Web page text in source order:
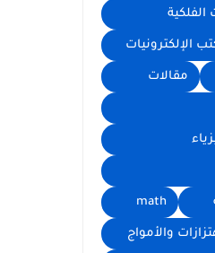
الفلكية
الإلكترونيات
مقالات
math
والأمواج